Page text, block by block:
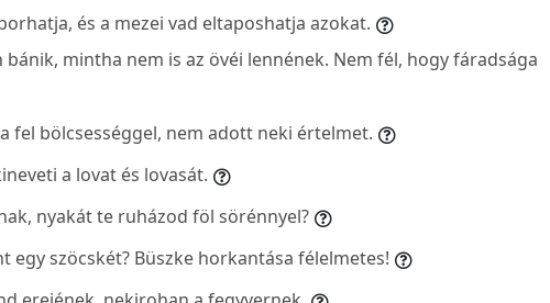
és a mezei vad eltaposhatja azokat.
bánik, mintha nem is az övéi lennének. Nem fél, hogy fáradsága
fel bölcsességgel, nem adott neki értelmet.
a lovat és lovasát.
nyakát te ruházod föl sörénnyel?
egy szöcskét? Büszke horkantása félelmetes!